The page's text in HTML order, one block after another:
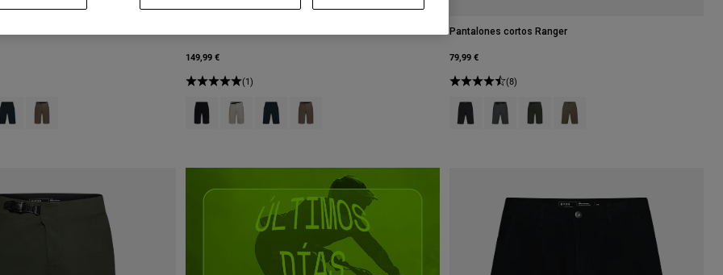
of Negro.
type of Blanco tiza.
swatch type of Galaxy Blue.
Product swatch type of Marrón nuez moscada.
149,99 €
(1)
Product swatch type of Negro.
Product swatch type of Blanco tiza.
Product swatch type of Galaxy Blue.
Product swatch type of Marrón nuez moscada.
Pantalones cortos Ranger
79,99 €
(8)
Product swatch type of Negro.
Product swatch type of Gris Sombra Oscuro.
Product swatch type of Verde Hiedra.
Product swatch type of Verde